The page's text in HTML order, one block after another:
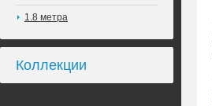
1.8 метра
Коллекции